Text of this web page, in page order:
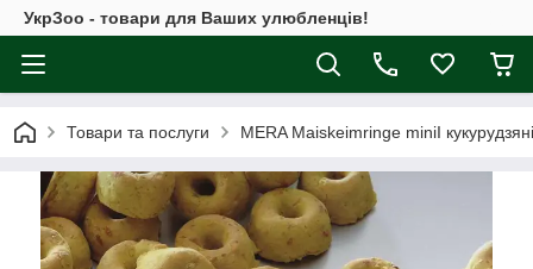
УкрЗоо - товари для Ваших улюбленців!
Товари та послуги MERA Maiskeimringe miniI